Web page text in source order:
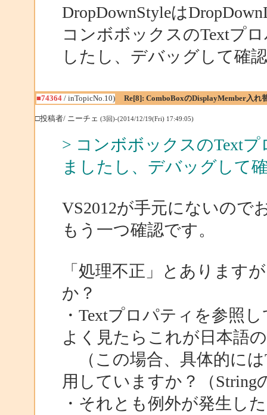
DropDownStyleは
コンボボックスのTextプ
したし、デバッグして確
■74364/ inTopicNo.10) Re[8]: ComboBoxのDisplayMember入れ
□投稿者/ ニーチェ (3回)-(2014/12/19(Fri) 17:49:05)
> コンボボックスのText
ましたし、デバッグして
VS2012が手元にないので
もう一つ確認です。
「処理不正」とあります
か？
・Textプロパティを参照
よく見たらこれが日本語
（この場合、具体的に
用していますか？（String
・それとも例外が発生し